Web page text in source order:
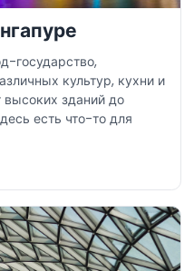
государство,
культур, кухни и
высоких зданий до
есть что-то для